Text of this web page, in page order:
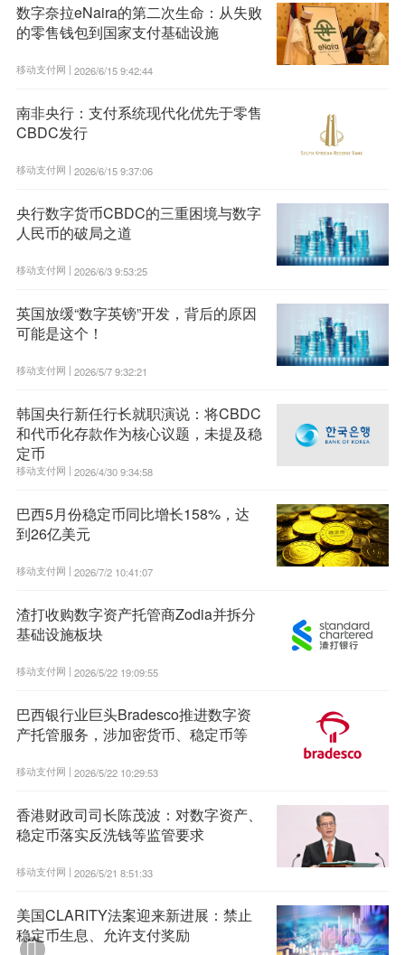
数字奈拉eNaira的第二次生命：从失败
的零售钱包到国家支付基础设施
移动支付网 | 2026/6/15 9:42:44
南非央行：支付系统现代化优先于零售
CBDC发行
移动支付网 | 2026/6/15 9:37:06
央行数字货币CBDC的三重困境与数字
人民币的破局之道
移动支付网 | 2026/6/3 9:53:25
英国放缓“数字英镑”开发，背后的原因
可能是这个！
移动支付网 | 2026/5/7 9:32:21
韩国央行新任行长就职演说：将CBDC
和代币化存款作为核心议题，未提及稳
定币
移动支付网 | 2026/4/30 9:34:58
巴西5月份稳定币同比增长158%，达
到26亿美元
移动支付网 | 2026/7/2 10:41:07
渣打收购数字资产托管商Zodia并拆分
基础设施板块
移动支付网 | 2026/5/22 19:09:55
巴西银行业巨头Bradesco推进数字资
产托管服务，涉加密货币、稳定币等
移动支付网 | 2026/5/22 10:29:53
香港财政司司长陈茂波：对数字资产、
稳定币落实反洗钱等监管要求
移动支付网 | 2026/5/21 8:51:33
美国CLARITY法案迎来新进展：禁止
稳定币生息、允许支付奖励
